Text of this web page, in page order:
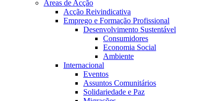
Áreas de Acção
Acção Reivindicativa
Emprego e Formação Profissional
Desenvolvimento Sustentável
Consumidores
Economia Social
Ambiente
Internacional
Eventos
Assuntos Comunitários
Solidariedade e Paz